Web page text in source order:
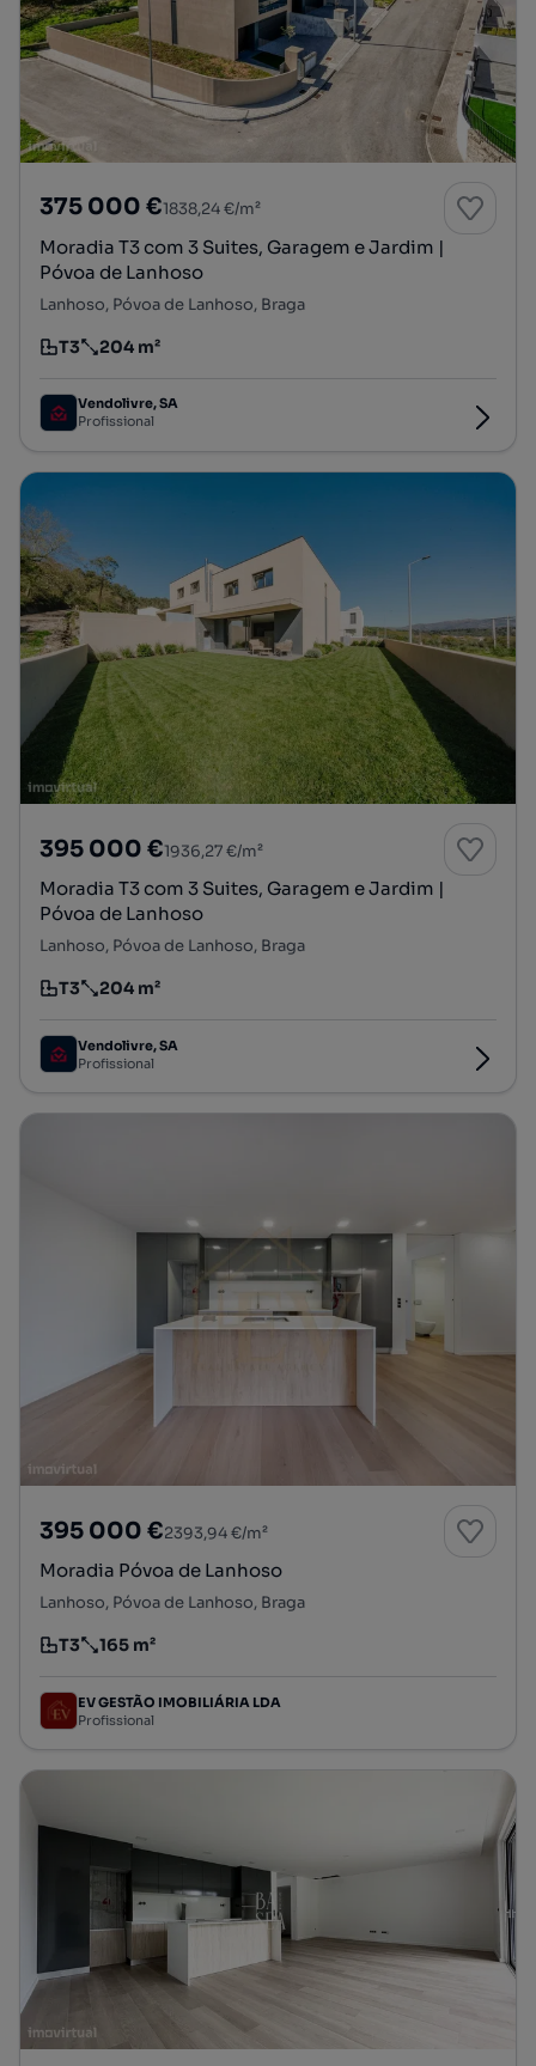
375 000 €1838,24 €/m²
Moradia T3 com 3 Suites, Garagem e Jardim |
Póvoa de Lanhoso
Lanhoso, Póvoa de Lanhoso, Braga
Tipologia
T3
Preço por metro quadrado
204 m²
Vendolivre, SA
Profissional
395 000 €1936,27 €/m²
Moradia T3 com 3 Suites, Garagem e Jardim |
Póvoa de Lanhoso
Lanhoso, Póvoa de Lanhoso, Braga
Tipologia
T3
Preço por metro quadrado
204 m²
Vendolivre, SA
Profissional
395 000 €2393,94 €/m²
Moradia Póvoa de Lanhoso
Lanhoso, Póvoa de Lanhoso, Braga
Tipologia
T3
Preço por metro quadrado
165 m²
EV GESTÃO IMOBILIÁRIA LDA
Profissional